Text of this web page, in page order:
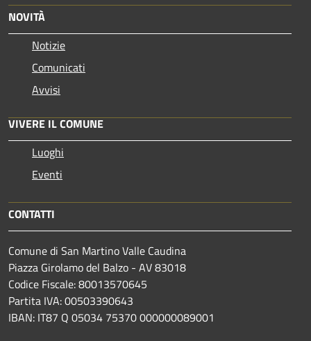
NOVITÀ
Notizie
Comunicati
Avvisi
VIVERE IL COMUNE
Luoghi
Eventi
CONTATTI
Comune di San Martino Valle Caudina
Piazza Girolamo del Balzo - AV 83018
Codice Fiscale: 80013570645
Partita IVA: 00503390643
IBAN: IT87 Q 05034 75370 000000089001